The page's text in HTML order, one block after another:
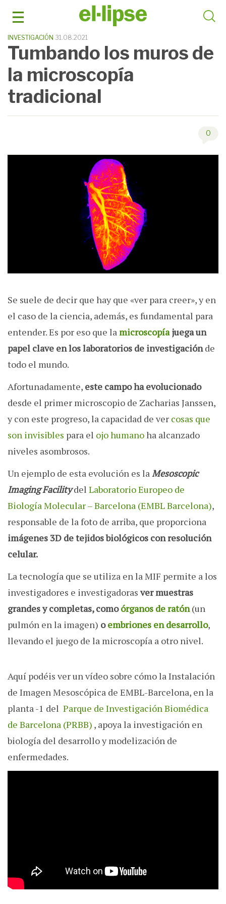
INVESTIGACIÓN 31.08.2021
Tumbando los muros de
la microscopía
tradicional
0
Se suele de decir que hay que «ver para creer», y en
el caso de la ciencia, además, es fundamental para
entender. Es por eso que lamicroscopíajuega un
papel clave en los laboratorios de investigaciónde
todo el mundo.
Afortunadamente, este campo ha evolucionado
desde el primer microscopio de Zacharias Janssen,
y con este progreso, la capacidad de ver cosas que
son invisibles para el ojo humanoha alcanzado
niveles asombrosos.
Un ejemplo de esta evolución es laMesoscopic
Imaging Facilitydel Laboratorio Europeo de
Biología Molecular – Barcelona (EMBL Barcelona),
responsable de la foto de arriba, que proporciona
imágenes 3D de tejidos biológicos con resolución
celular.
La tecnología que se utiliza en la MIF permite a los
investigadores e investigadorasver muestras
grandes y completas, comoórganos de ratón(un
pulmón en la imagen) oembriones en desarrollo,
llevando el juego de la microscopía a otro nivel.
Aquí podéis ver un vídeo sobre cómo la Instalación
de Imagen Mesoscópica de EMBL-Barcelona, en la
planta -1 del Parque de Investigación Biomédica
de Barcelona (PRBB) , apoya la investigación en
biología del desarrollo y modelización de
enfermedades.